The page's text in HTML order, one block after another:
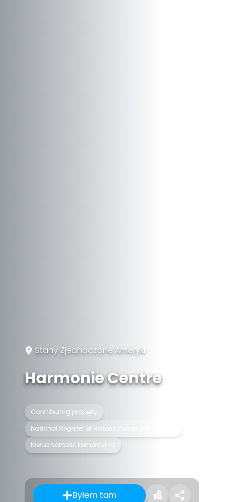
Stany Zjednoczone Ameryki
Harmonie Centre
Contributing property
National Register of Historic Places listed place
Nieruchomość komercyjna
Byłem tam